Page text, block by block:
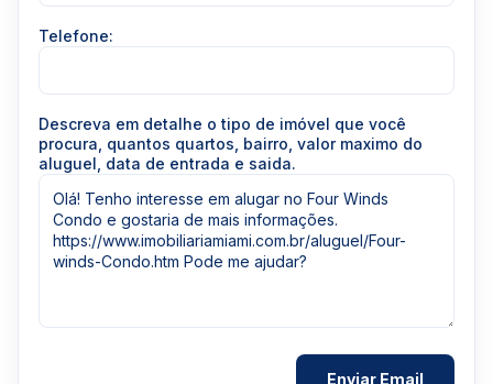
Telefone:
Descreva em detalhe o tipo de imóvel que você
procura, quantos quartos, bairro, valor maximo do
aluguel, data de entrada e saida.